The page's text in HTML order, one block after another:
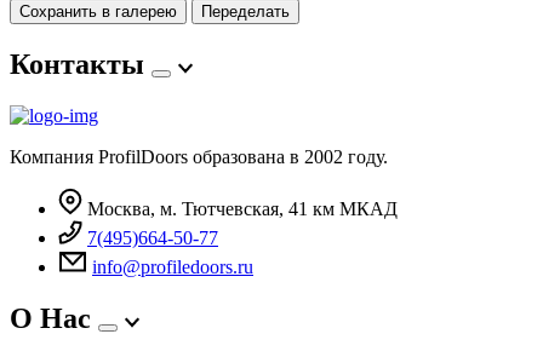
Сохранить в галерею Переделать
Контакты
Компания ProfilDoors образована в 2002 году.
Москва, м. Тютчевская, 41 км МКАД
7(495)664-50-77
info@profiledoors.ru
О Нас